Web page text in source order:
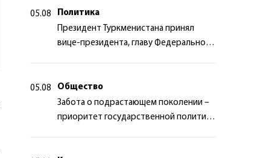
05.08
Политика
Президент Туркменистана принял
вице-президента, главу Федерального
05.08
Общество
Забота о подрастающем поколении –
приоритет государственной политики